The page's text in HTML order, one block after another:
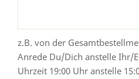
z.B. von der
Anrede Du/Dich anstelle Ihr/
Uhrzeit 19:00 Uhr anstelle